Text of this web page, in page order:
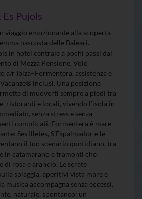
Pujols
viaggio emozionante alla scoperta
nascosta delle Baleari.
in hotel centrale a pochi passi dal
di Mezza Pensione, Volo
a/r Ibiza–Formentera, assistenza e
inclusi. Una posizione
di muoverti sempre a piedi tra
ristoranti e locali, vivendo l’isola in
senza stress e senza
complicati. Formentera è mare
Ses Illetes, S’Espalmador e le
il tuo scenario quotidiano, tra
in catamarano e tramonti che
di rosa e arancio. Le serate
spiaggia, aperitivi vista mare e
musica accompagna senza eccessi.
naturale, spontaneo: un